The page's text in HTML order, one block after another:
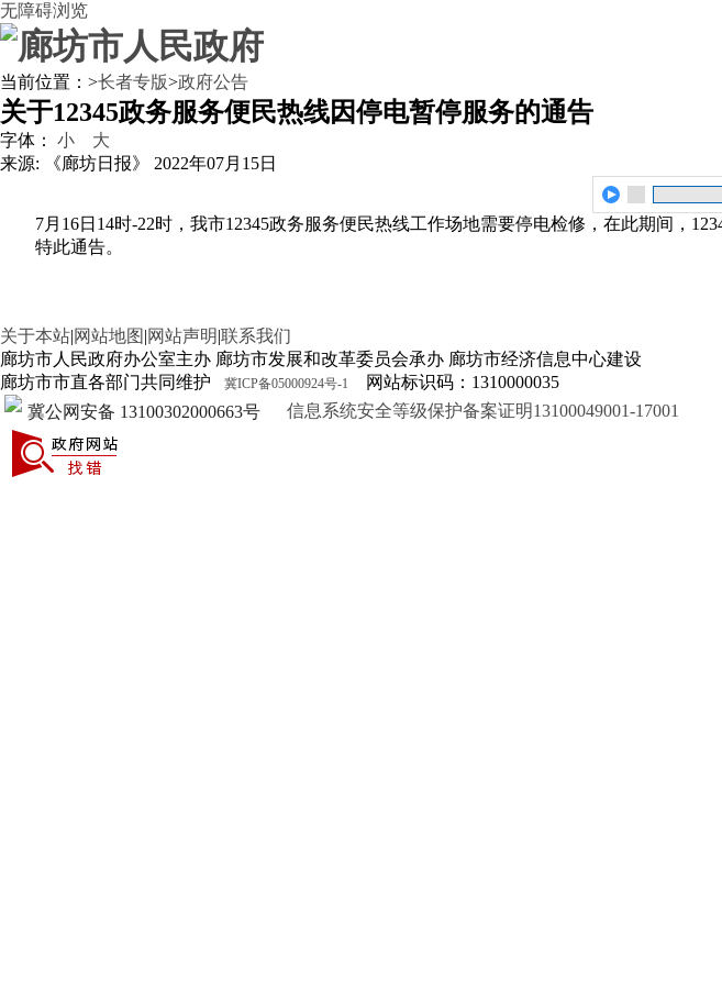
无障碍浏览
当前位置： >长者专版>政府公告
关于12345政务服务便民热线因停电暂停服务的通告
字体： 小
大
来源: 《廊坊日报》
2022年07月15日
7月16日14时-22时，我市12345政务服务便民热线工作场地需要停电检修，在此期间，
特此通告。
关于本站|网站地图 |网站声明|联系我们
廊坊市人民政府办公室主办 廊坊市发展和改革委员会承办 廊坊市经济信息中心建设
廊坊市市直各部门共同维护
冀ICP备05000924号-1
网站标识码：1310000035
冀公网安备 13100302000663号
信息系统安全等级保护备案证明13100049001-17001